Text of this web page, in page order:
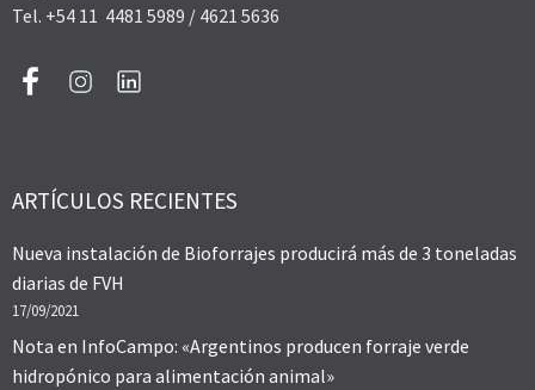
Tel. +54 11 4481 5989 / 4621 5636
ARTÍCULOS RECIENTES
Nueva instalación de Bioforrajes producirá más de 3 toneladas
diarias de FVH
17/09/2021
Nota en InfoCampo: «Argentinos producen forraje verde
hidropónico para alimentación animal»